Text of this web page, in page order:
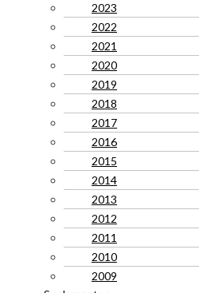
2023
2022
2021
2020
2019
2018
2017
2016
2015
2014
2013
2012
2011
2010
2009